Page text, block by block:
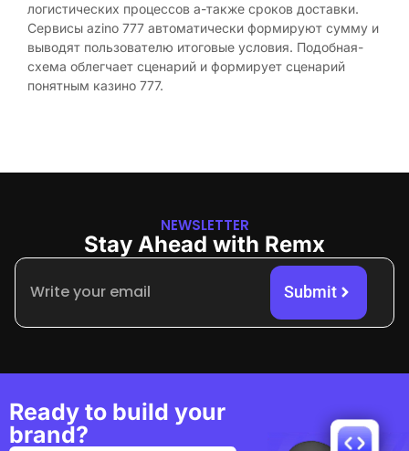
логистических процессов а-также сроков доставки.
Сервисы azino 777 автоматически формируют сумму и
выводят пользователю итоговые условия. Подобная-
схема облегчает сценарий и формирует сценарий
понятным казино 777.
NEWSLETTER
Stay Ahead with Remx
Submit
Ready to build your
brand?